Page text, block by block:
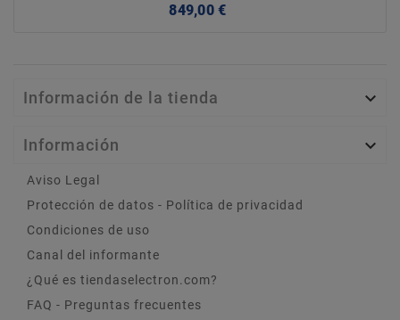
849,00 €
Información de la tienda 
Información 
Aviso Legal
Protección de datos - Política de privacidad
Condiciones de uso
Canal del informante
¿Qué es tiendaselectron.com?
FAQ - Preguntas frecuentes